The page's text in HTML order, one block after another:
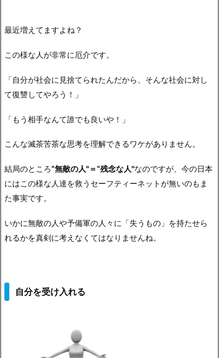
最近増えてますよね？
この様な人が非常に厄介です。
「自分が社会に見捨てられたんだから、そんな社会に対し
て復讐してやろう！」
「もう相手なんて誰でも良いや！」
こんな滅茶苦茶な思考を理解できるワケがありません。
結局のところ“無敵の人"＝“残念な人"なのですが、今の日本
にはこの様な人達を救うセーフティーネットが無いのもま
た事実です。
いかに無敵の人や予備軍の人々に「失うもの」を持たせら
れるかを真剣に考えなくてはなりませんね。
自分を受け入れる